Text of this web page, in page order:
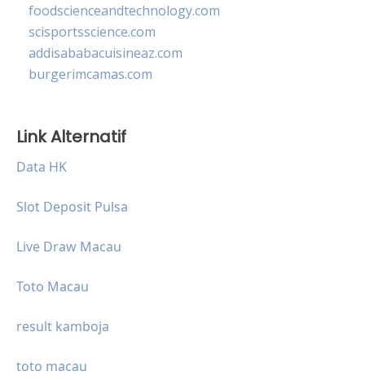
foodscienceandtechnology.com
scisportsscience.com
addisababacuisineaz.com
burgerimcamas.com
Link Alternatif
Data HK
Slot Deposit Pulsa
Live Draw Macau
Toto Macau
result kamboja
toto macau